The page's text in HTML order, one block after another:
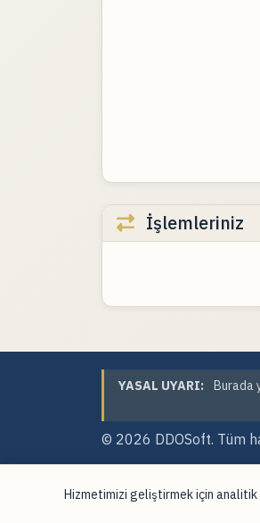
İşlemleriniz
YASAL UYARI:
Burada
© 2026 DDOSoft. Tüm
Hizmetimizi geliştirmek için analitik